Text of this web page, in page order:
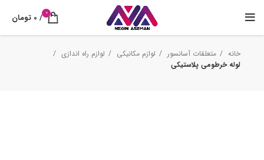
0
/
0 تومان
خانه متعلقات آسانسور لوازم مکانیکی
لوازم راه اندازی
لوله خرطومی پلاستیکی